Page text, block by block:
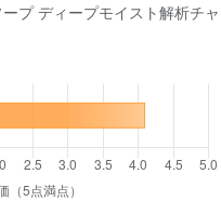
プ ディープモイスト解析チャ